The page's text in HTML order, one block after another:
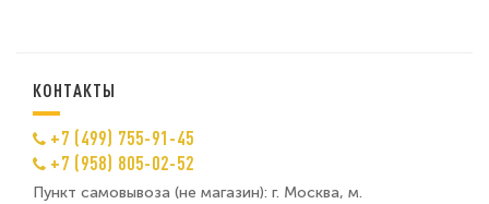
КОНТАКТЫ
+7 (499) 755-91-45
+7 (958) 805-02-52
Пункт самовывоза (не магазин): г. Москва, м.